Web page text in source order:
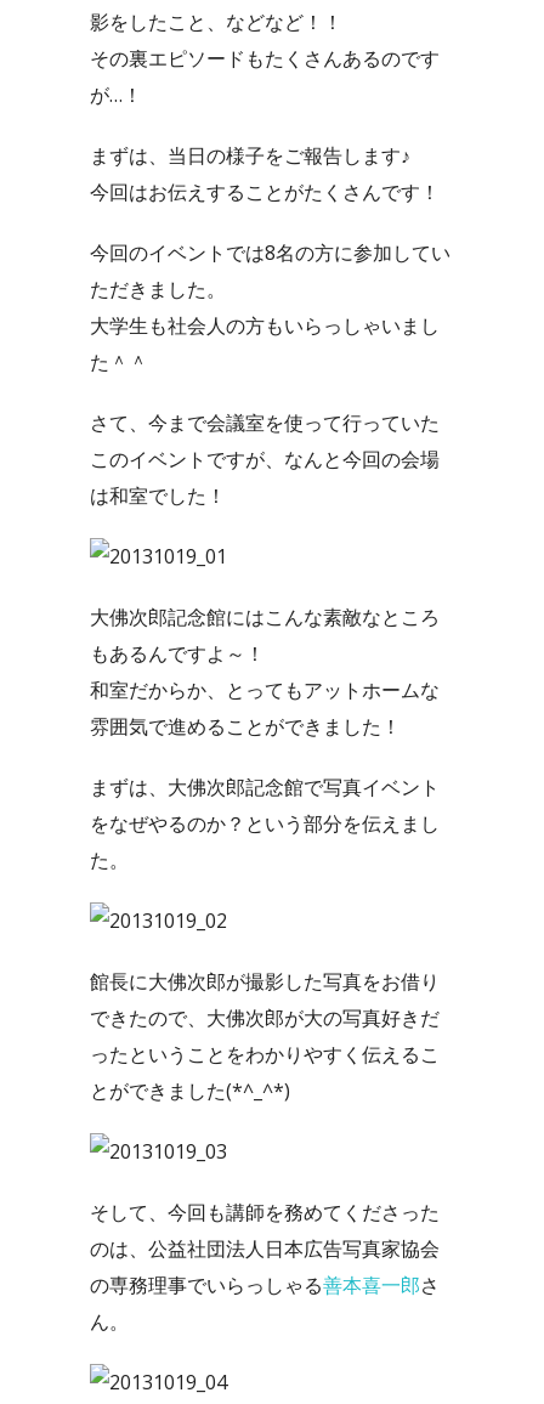
影をしたこと、などなど！！
その裏エピソードもたくさんあるのです
が…！
まずは、当日の様子をご報告します♪
今回はお伝えすることがたくさんです！
今回のイベントでは8名の方に参加してい
ただきました。
大学生も社会人の方もいらっしゃいまし
た＾＾
さて、今まで会議室を使って行っていた
このイベントですが、なんと今回の会場
は和室でした！
大佛次郎記念館にはこんな素敵なところ
もあるんですよ～！
和室だからか、とってもアットホームな
雰囲気で進めることができました！
まずは、大佛次郎記念館で写真イベント
をなぜやるのか？という部分を伝えまし
た。
館長に大佛次郎が撮影した写真をお借り
できたので、大佛次郎が大の写真好きだ
ったということをわかりやすく伝えるこ
とができました(*^_^*)
そして、今回も講師を務めてくださった
のは、公益社団法人日本広告写真家協会
の専務理事でいらっしゃる善本喜一郎さ
ん。